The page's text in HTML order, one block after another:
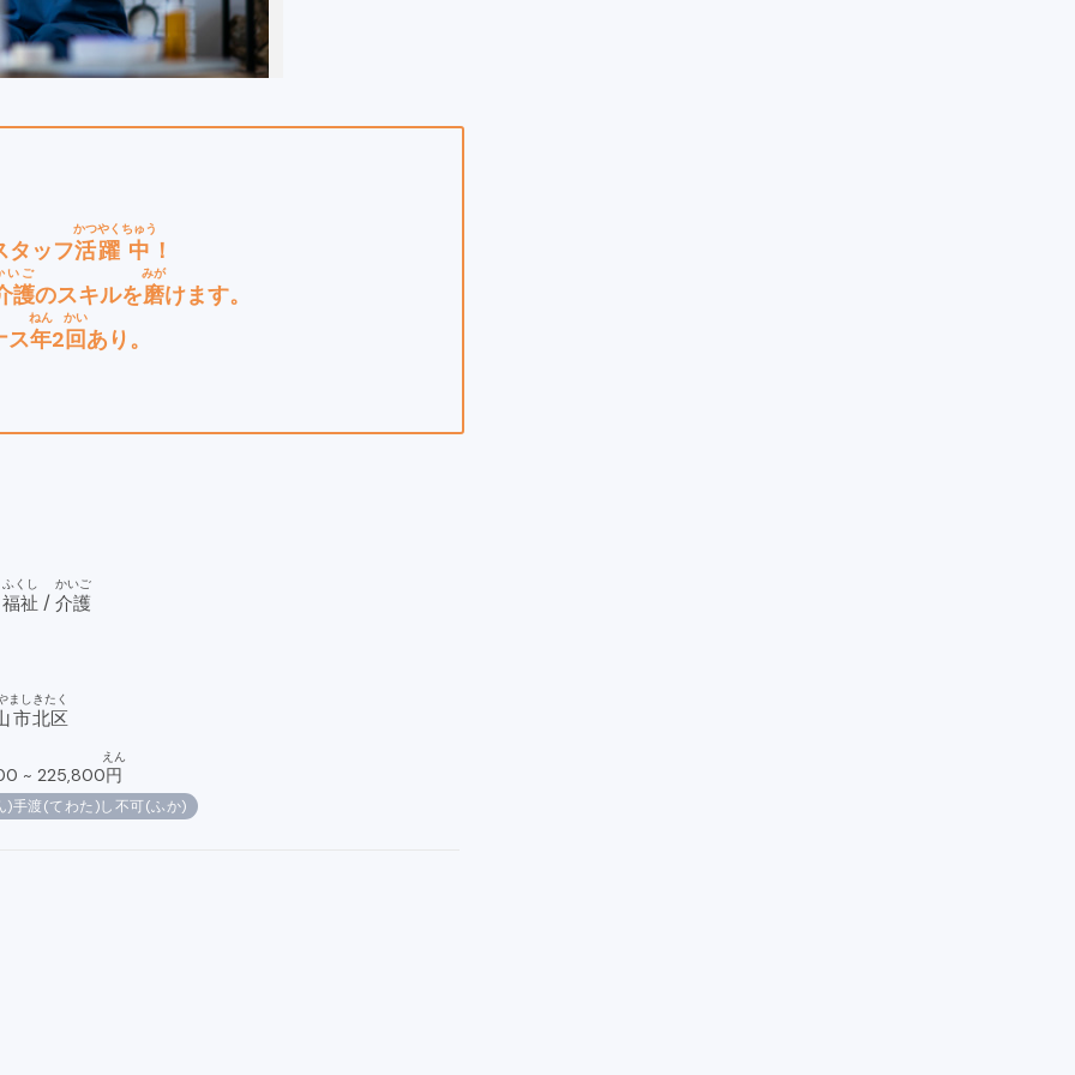
タッフ活躍
かつやく
中
ちゅう
！
護
いご
のスキルを磨
みが
けます。
ス年
ねん
2回
かい
あり。
福祉
ふくし
/ 介護
かいご
市
まし
北区
きたく
~ 225,800円
えん
)手渡(てわた)し不可(ふか)